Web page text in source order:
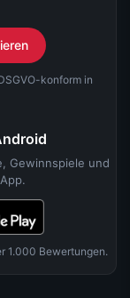
konform in
Gewinnspiele und
1.000 Bewertungen.